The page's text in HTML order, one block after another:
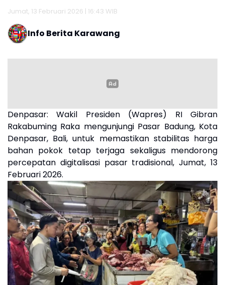
Jumat, 13 Februari 2026 | 16:43 WIB
Info Berita Karawang
Denpasar:Wakil Presiden (Wapres) RI Gibran
Rakabuming Raka mengunjungi Pasar Badung, Kota
Denpasar, Bali, untuk memastikan stabilitas harga
bahan pokok tetap terjaga sekaligus mendorong
percepatan digitalisasi pasar tradisional, Jumat, 13
Februari 2026.